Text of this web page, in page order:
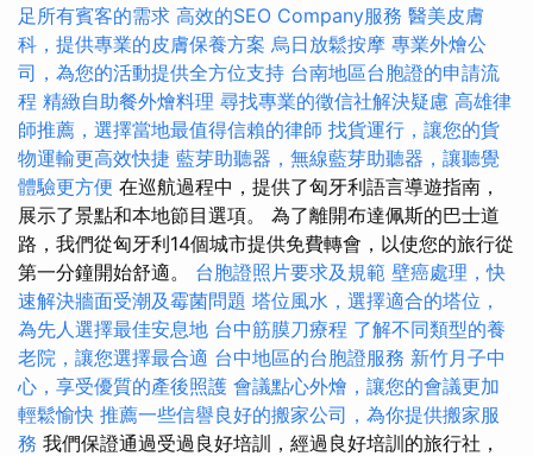
足所有賓客的需求 高效的SEO Company服務 醫美皮膚
科，提供專業的皮膚保養方案 烏日放鬆按摩 專業外燴公
司，為您的活動提供全方位支持 台南地區台胞證的申請流
程 精緻自助餐外燴料理 尋找專業的徵信社解決疑慮 高雄律
師推薦，選擇當地最值得信賴的律師 找貨運行，讓您的貨
物運輸更高效快捷 藍芽助聽器，無線藍芽助聽器，讓聽覺
體驗更方便 在巡航過程中，提供了匈牙利語言導遊指南，
展示了景點和本地節目選項。 為了離開布達佩斯的巴士道
路，我們從匈牙利14個城市提供免費轉會，以使您的旅行從
第一分鐘開始舒適。 台胞證照片要求及規範 壁癌處理，快
速解決牆面受潮及霉菌問題 塔位風水，選擇適合的塔位，
為先人選擇最佳安息地 台中筋膜刀療程 了解不同類型的養
老院，讓您選擇最合適 台中地區的台胞證服務 新竹月子中
心，享受優質的產後照護 會議點心外燴，讓您的會議更加
輕鬆愉快 推薦一些信譽良好的搬家公司，為你提供搬家服
務 我們保證通過受過良好培訓，經過良好培訓的旅行社，